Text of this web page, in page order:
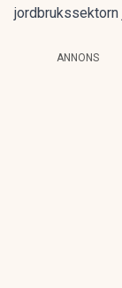
jordbrukssektorn
ANNONS